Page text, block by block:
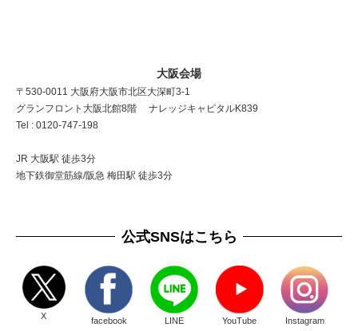
大阪会場
〒530-0011 大阪府大阪市北区大深町3-1
グランフロント大阪北館8階 ナレッジキャピタルK839
Tel : 0120-747-198
JR 大阪駅 徒歩3分
地下鉄御堂筋線/阪急 梅田駅 徒歩3分
公式SNSはこちら
X facebook LINE YouTube Instagram